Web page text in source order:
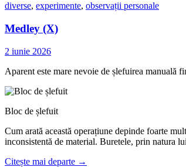
diverse, experimente, observații personale
Medley (X)
2 iunie 2026
Aparent este mare nevoie de șlefuirea manuală
Bloc de șlefuit
Cum arată această operațiune depinde foarte
inconsistentă de material. Buretele, prin natura
Citește mai departe →